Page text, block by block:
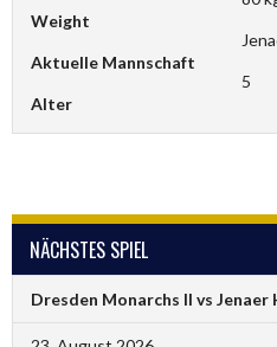
Weight
Aktuelle Mannschaft
Alter
5
NÄCHSTES SPIEL
Dresden Monarchs II vs Jenaer